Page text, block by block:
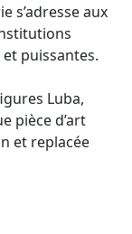
s’adresse aux
puissantes.
Luba,
pièce d’art
et replacée